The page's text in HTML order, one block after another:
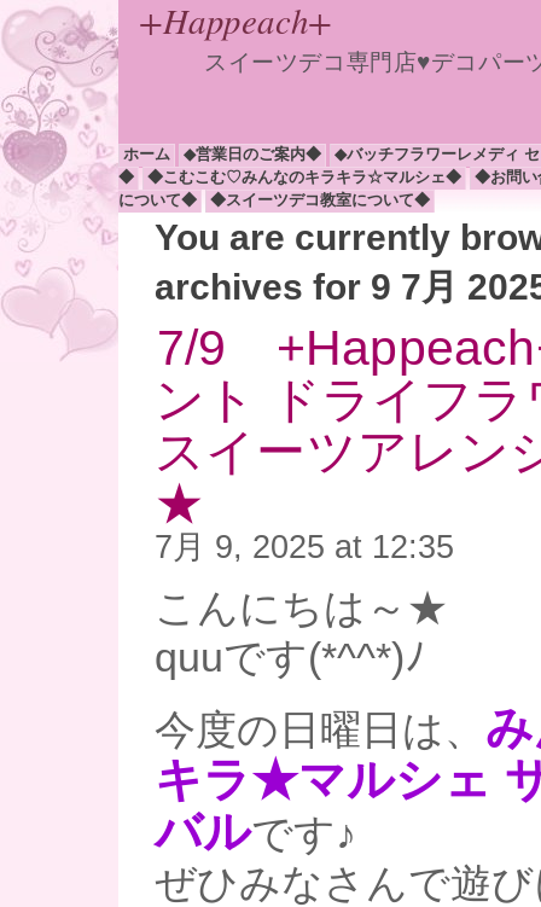
+Happeach+
スイーツデコ専門店♥デコパ
ホーム ◆営業日のご案内◆
◆バッチフラワーレメディ
◆
◆こむこむ♡みんなのキラキラ☆マルシェ◆
◆お問
について◆
◆スイーツデコ教室について◆
You are currently
archives for 9 7月
7/9
ント ドライフ
スイーツアレン
★
7月 9, 2025 at 12:35
こんにちは～★
quuです(*^^*)ﾉ
今度の日曜日は、
キラ★マルシェ
バルです♪
ぜひみなさんで遊